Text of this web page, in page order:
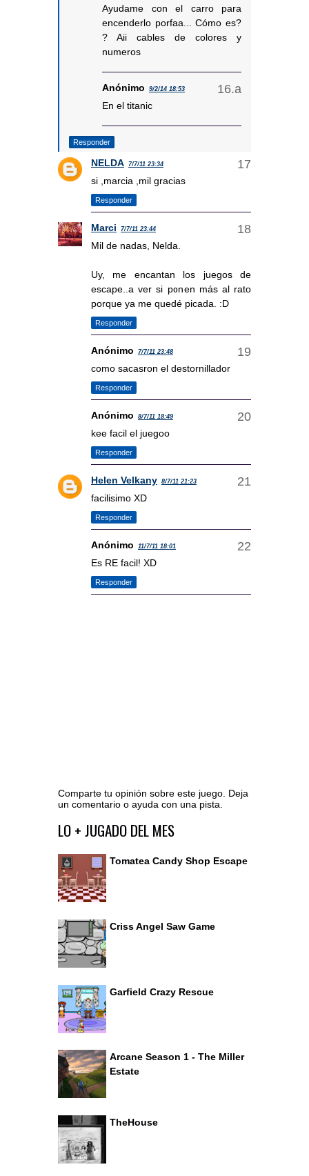
Ayudame con el carro para
encenderlo porfaa... Cómo es?
? Aii cables de colores y
numeros
Anónimo 9/2/14 18:53
En el titanic
Responder
NELDA 7/7/11 23:34
si ,marcia ,mil gracias
Responder
Marci 7/7/11 23:44
Mil de nadas, Nelda.
Uy, me encantan los juegos de
escape..a ver si ponen más al rato
porque ya me quedé picada. :D
Responder
Anónimo 7/7/11 23:48
como sacasron el destornillador
Responder
Anónimo 8/7/11 18:49
kee facil el juegoo
Responder
Helen Velkany 8/7/11 21:23
facilisimo XD
Responder
Anónimo 11/7/11 18:01
Es RE facil! XD
Responder
Comparte tu opinión sobre este juego. Deja
un comentario o ayuda con una pista.
Ir al editor de comentarios
LO + JUGADO DEL MES
Tomatea Candy Shop Escape
Criss Angel Saw Game
Garfield Crazy Rescue
Arcane Season 1 - The Miller
Estate
TheHouse